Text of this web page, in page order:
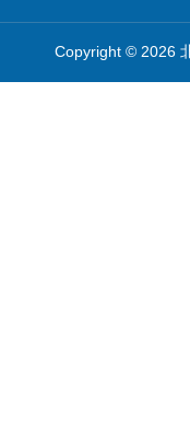
Copyright © 2026